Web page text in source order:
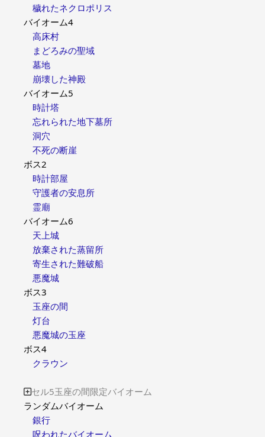
穢れたネクロポリス
バイオーム4
高床村
まどろみの聖域
墓地
崩壊した神殿
バイオーム5
時計塔
忘れられた地下墓所
洞穴
不死の断崖
ボス2
時計部屋
守護者の安息所
霊廟
バイオーム6
天上城
放棄された蒸留所
寄生された難破船
悪魔城
ボス3
玉座の間
灯台
悪魔城の玉座
ボス4
クラウン
セル5玉座の間限定バイオーム
ランダムバイオーム
銀行
呪われたバイオーム